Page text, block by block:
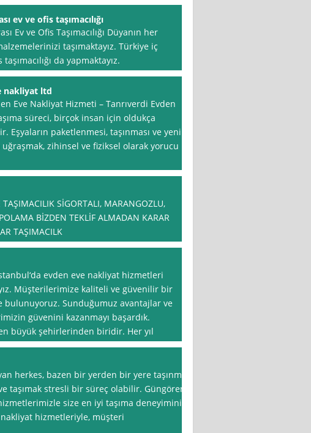
ev ve ofis taşımacılığı
Ev ve Ofis Taşımacılığı Düyanın her
taşımaktayız. Türkiye iç
da yapmaktayız.
nakliyat ltd
Eve Nakliyat Hizmeti – Tanrıverdi Evden
süreci, birçok insan için oldukça
Eşyaların paketlenmesi, taşınması ve yeni
zihinsel ve fiziksel olarak yorucu
TAŞIMACILIK SİGORTALI, MARANGOZLU,
BİZDEN TEKLİF ALMADAN KARAR
TAŞIMACILK
evden eve nakliyat hizmetleri
Müşterilerimize kaliteli ve güvenilir bir
bulunuyoruz. Sunduğumuz avantajlar ve
güvenini kazanmayı başardık.
büyük şehirlerinden biridir. Her yıl
herkes, bazen bir yerden bir yere taşınma
taşımak stresli bir süreç olabilir. Güngören
size en iyi taşıma deneyimini
hizmetleriyle, müşteri